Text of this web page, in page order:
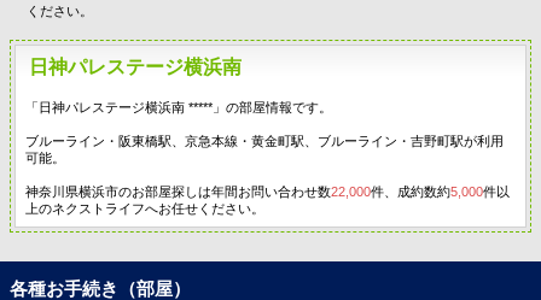
ください。
日神パレステージ横浜南
「日神パレステージ横浜南 *****」の部屋情報です。
ブルーライン・阪東橋駅、京急本線・黄金町駅、ブルーライン・吉野町駅が利用
可能。
神奈川県横浜市のお部屋探しは年間お問い合わせ数22,000件、成約数約5,000件以
上のネクストライフへお任せください。
各種お手続き（部屋）